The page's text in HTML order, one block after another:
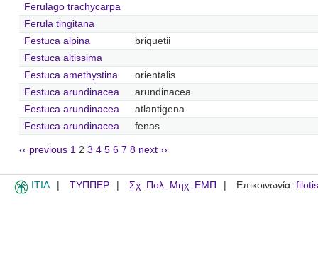
Ferulago trachycarpa
Ferula tingitana
Festuca alpina
briquetii
Festuca altissima
Festuca amethystina
orientalis
Festuca arundinacea
arundinacea
Festuca arundinacea
atlantigena
Festuca arundinacea
fenas
‹‹ previous 1 2 3 4 5 6 7 8 next ››
ITIA ΤΥΠΠΕΡ Σχ. Πολ. Μηχ. ΕΜΠ Επικοινωνία: